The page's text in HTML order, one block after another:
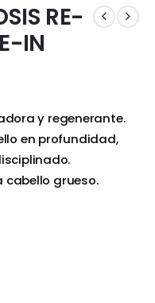
RE-
IN
y regenerante.
en profundidad,
cabello grueso.